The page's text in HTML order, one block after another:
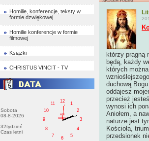
Homilie, konferencje, teksty w
formie dzwiękowej
Homilie konferencje w formie
filmowej
Książki
CHRISTUS VINCIT - TV
Sobota
08-8-2026
32tydzień
Czas letni
1
2
3
4
5
6
7
8
9
10
11
12
AM
sobota
którzy pragną
będą, każdy
których
duchową
oddajesz
przecież
wynosi ich
Aniołem, a
naturze jest
Kościoła,
przedsionek